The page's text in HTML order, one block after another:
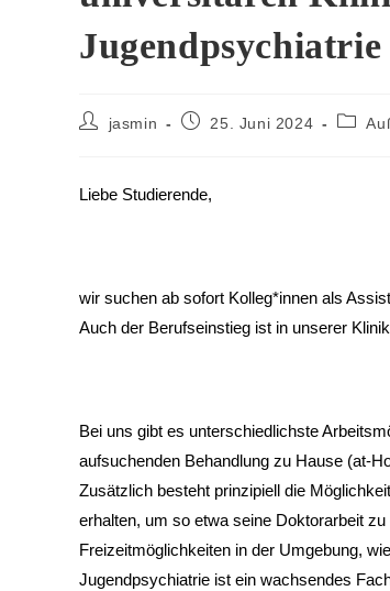
jasmin 25. Juni 2024
Liebe Studierende,
wir suchen ab sofort Kolleg*innen als
Auch der Berufseinstieg ist in unserer
Bei uns gibt es unterschiedlichste
aufsuchenden Behandlung zu Hause (at-
Zusätzlich besteht prinzipiell die
erhalten, um so etwa seine Doktorarbeit
Freizeitmöglichkeiten in der Umgebung,
Jugendpsychiatrie ist ein wachsendes